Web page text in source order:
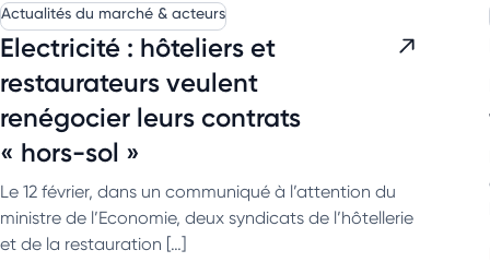
Actualités du marché & acteurs
Electricité : hôteliers et
restaurateurs veulent
renégocier leurs contrats
« hors-sol »
Le 12 février, dans un communiqué à l’attention du
ministre de l’Economie, deux syndicats de l’hôtellerie
et de la restauration […]